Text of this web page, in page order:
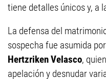
tiene detalles únicos y, a
La defensa del
sospecha fue asumida
Hertzriken Velasco,
apelación y desnudar